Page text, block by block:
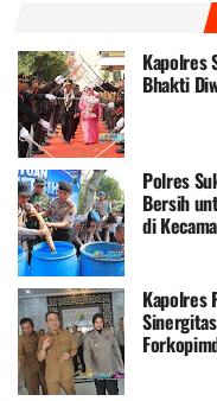
Kapolres
Bhakti
Polres
Bersih
di
Kapolres